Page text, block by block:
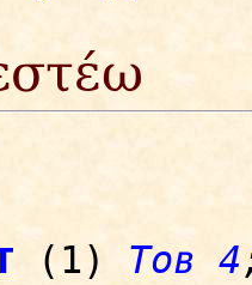
(1) Тов 4